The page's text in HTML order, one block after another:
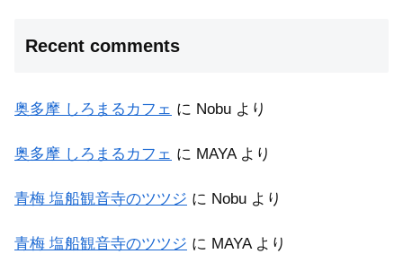
Recent comments
奥多摩 しろまるカフェ に Nobu より
奥多摩 しろまるカフェ に MAYAより
青梅 塩船観音寺のツツジ に Nobu より
青梅 塩船観音寺のツツジ に MAYAより